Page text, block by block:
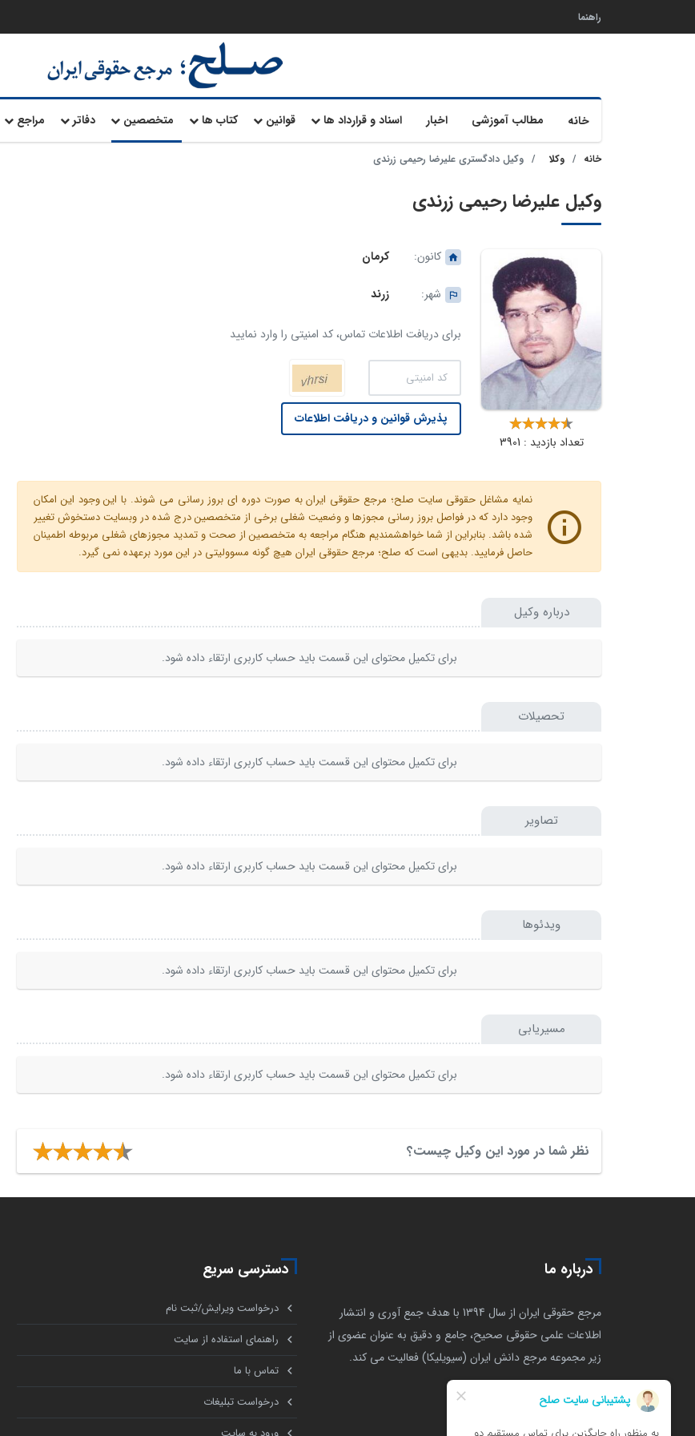
راهنما
خانه مطالب آموزشی اخبار اسناد و قرارداد ها قوانین کتاب ها متخصصین دفاتر مراجع
خانه وکلا وکیل دادگستری علیرضا رحیمی زرندی
وکیل علیرضا رحیمی زرندی
تعداد بازدید : 3901
کانون: کرمان
شهر: زرند
برای دریافت اطلاعات تماس، کد امنیتی را وارد نمایید
پذیرش قوانین و دریافت اطلاعات
نمایه مشاغل حقوقی سایت صلح؛ مرجع حقوقی ایران به صورت دوره ای بروز رسانی می شوند. با این وجود این امکان
وجود دارد که در فواصل بروز رسانی مجوزها و وضعیت شغلی برخی از متخصصین درج شده در وبسایت دستخوش تغییر
شده باشد. بنابراین از شما خواهشمندیم هنگام مراجعه به متخصصین از صحت و تمدید مجوزهای شغلی مربوطه اطمینان
حاصل فرمایید. بدیهی است که صلح؛ مرجع حقوقی ایران هیچ گونه مسوولیتی در این مورد برعهده نمی گیرد.
درباره وکیل
برای تکمیل محتوای این قسمت باید حساب کاربری ارتقاء داده شود.
تحصیلات
برای تکمیل محتوای این قسمت باید حساب کاربری ارتقاء داده شود.
تصاویر
برای تکمیل محتوای این قسمت باید حساب کاربری ارتقاء داده شود.
ویدئوها
برای تکمیل محتوای این قسمت باید حساب کاربری ارتقاء داده شود.
مسیریابی
برای تکمیل محتوای این قسمت باید حساب کاربری ارتقاء داده شود.
نظر شما در مورد این وکیل چیست؟
درباره ما
مرجع حقوقی ایران از سال 1394 با هدف جمع آوری و انتشار
اطلاعات علمی حقوقی صحیح، جامع و دقیق به عنوان عضوی از
زیر مجموعه مرجع دانش ایران (سیویلیکا) فعالیت می کند.
دسترسی سریع
درخواست ویرایش/ثبت نام
راهنمای استفاده از سایت
تماس با ما
درخواست تبلیغات